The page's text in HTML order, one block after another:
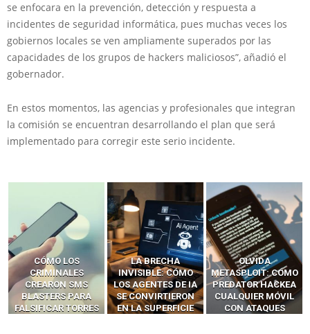
se enfocara en la prevención, detección y respuesta a
incidentes de seguridad informática, pues muchas veces los
gobiernos locales se ven ampliamente superados por las
capacidades de los grupos de hackers maliciosos”, añadió el
gobernador.
En estos momentos, las agencias y profesionales que integran
la comisión se encuentran desarrollando el plan que será
implementado para corregir este serio incidente.
LA BRECHA
INVISIBLE: CÓMO
LOS AGENTES DE IA
SE CONVIRTIERON
EN LA SUPERFICIE
OLVIDA
METASPLOIT: CÓMO
PREDATOR HACKEA
CUALQUIER MÓVIL
CON ATAQUES
CÓMO LOS HACKERS
INTERCEPTAN OTPS
Y LLAMADAS
MÓVILES SIN
‘HACKEAR’ — EL